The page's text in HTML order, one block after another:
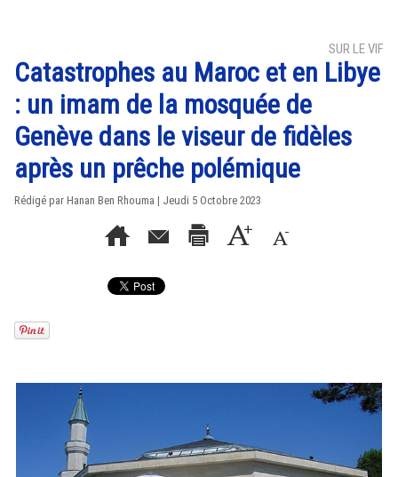
SUR LE VIF
Catastrophes au Maroc et en Libye
: un imam de la mosquée de
Genève dans le viseur de fidèles
après un prêche polémique
Rédigé par Hanan Ben Rhouma | Jeudi 5 Octobre 2023